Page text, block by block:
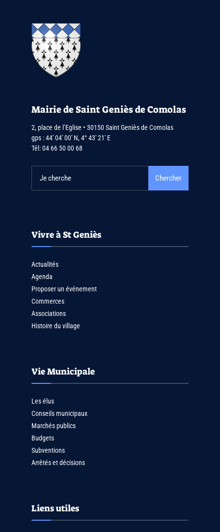
Mairie de Saint Geniès de Comolas
2, place de l’Eglise • 30150 Saint Geniès de Comolas
gps : 44′ 04′ 00′ N, 4° 43′ 21′ E
Tél:04 66 50 00 68
Chercher
Vivre à St Geniès
Actualités
Agenda
Proposer un événement
Commerces
Associations
Histoire du village
Vie Municipale
Les élus
Conseils municipaux
Marchés publics
Budgets
Subventions
Arrêtés et décisions
Liens utiles